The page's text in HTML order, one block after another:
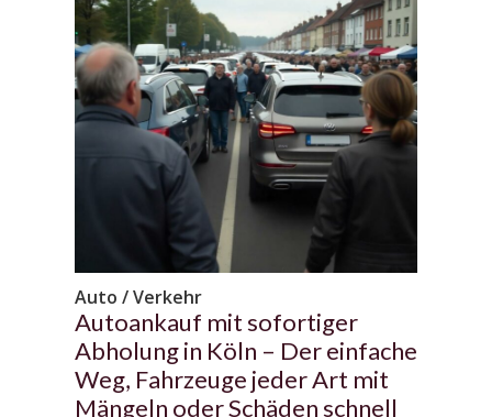
Auto / Verkehr
Autoankauf mit sofortiger
Abholung in Köln – Der einfache
Weg, Fahrzeuge jeder Art mit
Mängeln oder Schäden schnell